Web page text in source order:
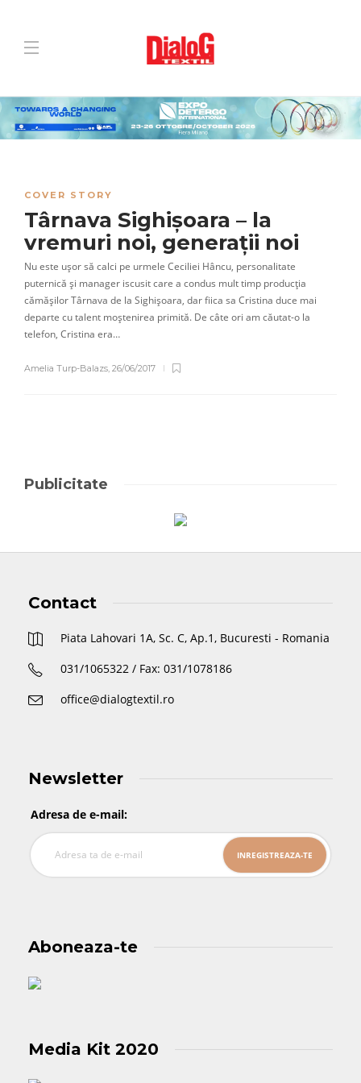
COVER STORY
Târnava Sighișoara – la
vremuri noi, generații noi
Nu este ușor să calci pe urmele Ceciliei Hâncu, personalitate
puternică și manager iscusit care a condus mult timp producția
cămășilor Târnava de la Sighișoara, dar fiica sa Cristina duce mai
departe cu talent moștenirea primită. De câte ori am căutat-o la
telefon, Cristina era…
Amelia Turp-Balazs, 26/06/2017
Publicitate
Contact
Piata Lahovari 1A, Sc. C, Ap.1, Bucuresti - Romania
031/1065322 / Fax: 031/1078186
office@dialogtextil.ro
Newsletter
Adresa de e-mail:
Aboneaza-te
Media Kit 2020